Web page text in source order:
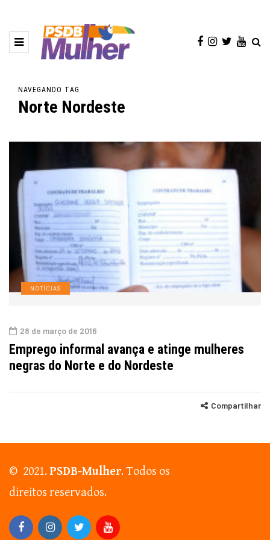
NAVEGANDO TAG
Norte Nordeste
NOTÍCIAS
28 de março de 2016
Emprego informal avança e atinge mulheres
negras do Norte e do Nordeste
Compartilhar
© 2021.PSDB-Mulher. Todos os
direitos reservados.